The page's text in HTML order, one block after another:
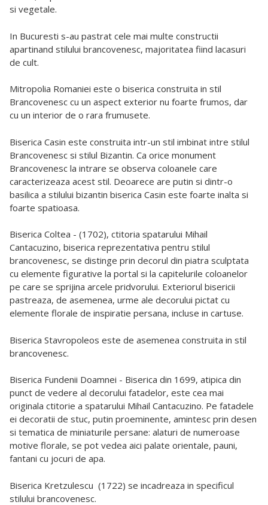
si vegetale.
In Bucuresti s-au pastrat cele mai multe constructii
apartinand stilului brancovenesc, majoritatea fiind lacasuri
de cult.
Mitropolia Romaniei este o biserica construita in stil
Brancovenesc cu un aspect exterior nu foarte frumos, dar
cu un interior de o rara frumusete.
Biserica Casin este construita intr-un stil imbinat intre stilul
Brancovenesc si stilul Bizantin. Ca orice monument
Brancovenesc la intrare se observa coloanele care
caracterizeaza acest stil. Deoarece are putin si dintr-o
basilica a stilului bizantin biserica Casin este foarte inalta si
foarte spatioasa.
Biserica Coltea - (1702), ctitoria spatarului Mihail
Cantacuzino, biserica reprezentativa pentru stilul
brancovenesc, se distinge prin decorul din piatra sculptata
cu elemente figurative la portal si la capitelurile coloanelor
pe care se sprijina arcele pridvorului. Exteriorul bisericii
pastreaza, de asemenea, urme ale decorului pictat cu
elemente florale de inspiratie persana, incluse in cartuse.
Biserica Stavropoleos este de asemenea construita in stil
brancovenesc.
Biserica Fundenii Doamnei - Biserica din 1699, atipica din
punct de vedere al decorului fatadelor, este cea mai
originala ctitorie a spatarului Mihail Cantacuzino. Pe fatadele
ei decoratii de stuc, putin proeminente, amintesc prin desen
si tematica de miniaturile persane: alaturi de numeroase
motive florale, se pot vedea aici palate orientale, pauni,
fantani cu jocuri de apa.
Biserica Kretzulescu (1722) se incadreaza in specificul
stilului brancovenesc.